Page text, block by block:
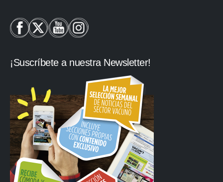
¡Suscríbete a nuestra Newsletter!